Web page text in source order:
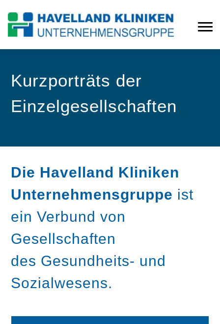
Kurzporträts der
Einzelgesellschaften
Die Havelland Kliniken
Unternehmensgruppe ist
ein Verbund von
Gesellschaften
des Gesundheits- und
Sozialwesens.